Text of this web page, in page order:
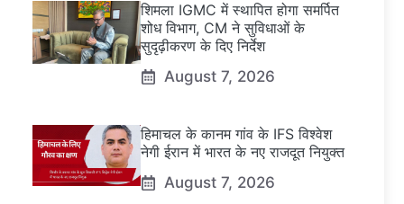
शिमला IGMC में स्थापित होगा समर्पित
शोध विभाग, CM ने सुविधाओं के
सुदृढ़ीकरण के दिए निर्देश
August 7, 2026
हिमाचल के कानम गांव के IFS विश्वेश
नेगी ईरान में भारत के नए राजदूत नियुक्त
August 7, 2026